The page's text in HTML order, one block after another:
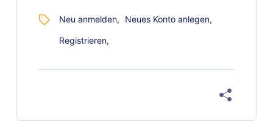
Neu anmelden Neues Konto anlegen
Registrieren